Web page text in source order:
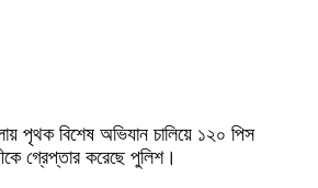
পৃথক বিশেষ অভিযান চালিয়ে ১২০ পিস
গ্রেপ্তার করেছে পুলিশ।